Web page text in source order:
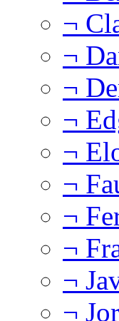
¬
¬
¬
¬
¬
¬
¬
¬
¬
¬